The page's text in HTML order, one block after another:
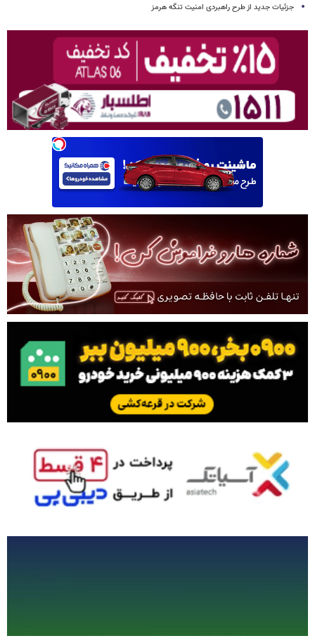
جزئیات جدید از طرح راهبردی امنیت تنگه هرمز